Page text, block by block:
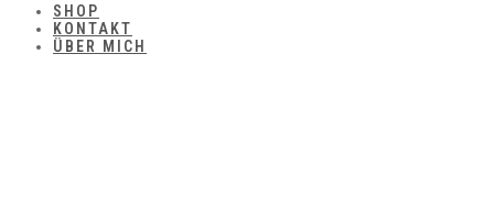
SHOP
KONTAKT
ÜBER MICH